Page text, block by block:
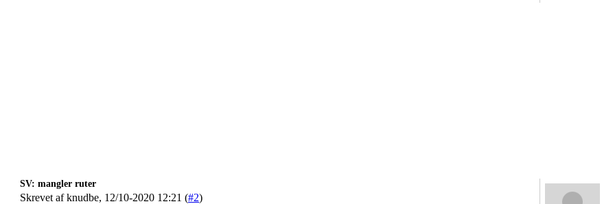
SV: mangler ruter
Skrevet af knudbe, 12/10-2020 12:21 (#2)